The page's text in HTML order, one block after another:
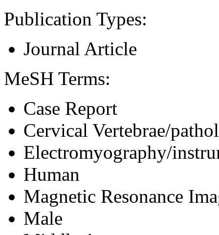
Publication Types:
Journal Article
MeSH Terms:
Case Report
Cervical Vertebrae/
Electromyography/
Human
Magnetic Resonance
Male